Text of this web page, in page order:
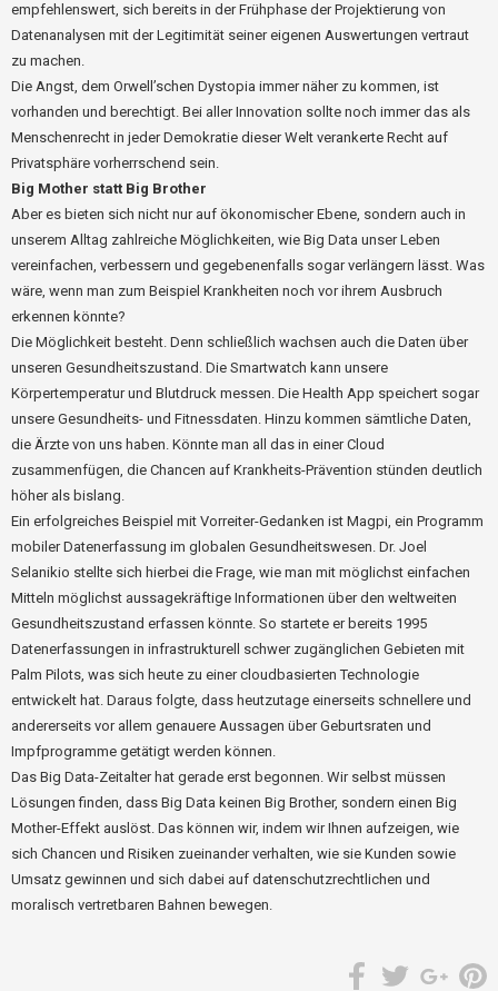
empfehlenswert, sich bereits in der Frühphase der Projektierung von
Datenanalysen mit der Legitimität seiner eigenen Auswertungen vertraut
zu machen.
Die Angst, dem Orwell’schen Dystopia immer näher zu kommen, ist
vorhanden und berechtigt. Bei aller Innovation sollte noch immer das als
Menschenrecht in jeder Demokratie dieser Welt verankerte Recht auf
Privatsphäre vorherrschend sein.
Big Mother statt Big Brother
Aber es bieten sich nicht nur auf ökonomischer Ebene, sondern auch in
unserem Alltag zahlreiche Möglichkeiten, wie Big Data unser Leben
vereinfachen, verbessern und gegebenenfalls sogar verlängern lässt. Was
wäre, wenn man zum Beispiel Krankheiten noch vor ihrem Ausbruch
erkennen könnte?
Die Möglichkeit besteht. Denn schließlich wachsen auch die Daten über
unseren Gesundheitszustand. Die Smartwatch kann unsere
Körpertemperatur und Blutdruck messen. Die Health App speichert sogar
unsere Gesundheits- und Fitnessdaten. Hinzu kommen sämtliche Daten,
die Ärzte von uns haben. Könnte man all das in einer Cloud
zusammenfügen, die Chancen auf Krankheits-Prävention stünden deutlich
höher als bislang.
Ein erfolgreiches Beispiel mit Vorreiter-Gedanken ist Magpi, ein Programm
mobiler Datenerfassung im globalen Gesundheitswesen. Dr. Joel
Selanikio stellte sich hierbei die Frage, wie man mit möglichst einfachen
Mitteln möglichst aussagekräftige Informationen über den weltweiten
Gesundheitszustand erfassen könnte. So startete er bereits 1995
Datenerfassungen in infrastrukturell schwer zugänglichen Gebieten mit
Palm Pilots, was sich heute zu einer cloudbasierten Technologie
entwickelt hat. Daraus folgte, dass heutzutage einerseits schnellere und
andererseits vor allem genauere Aussagen über Geburtsraten und
Impfprogramme getätigt werden können.
Das Big Data-Zeitalter hat gerade erst begonnen. Wir selbst müssen
Lösungen finden, dass Big Data keinen Big Brother, sondern einen Big
Mother-Effekt auslöst. Das können wir, indem wir Ihnen aufzeigen, wie
sich Chancen und Risiken zueinander verhalten, wie sie Kunden sowie
Umsatz gewinnen und sich dabei auf datenschutzrechtlichen und
moralisch vertretbaren Bahnen bewegen.